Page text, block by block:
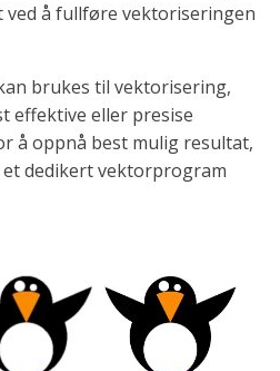
å fullføre vektoriseringen
brukes til vektorisering,
effektive eller presise
å oppnå best mulig resultat,
dedikert vektorprogram